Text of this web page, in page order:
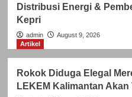
Distribusi Energi &
Kepri
admin
August 9, 2026
Artikel
Rokok Diduga Elegal
LEKEM Kalimantan